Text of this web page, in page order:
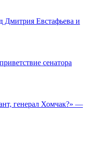
Дмитрия Евстафьева и
сенатора
генерал Хомчак?» —